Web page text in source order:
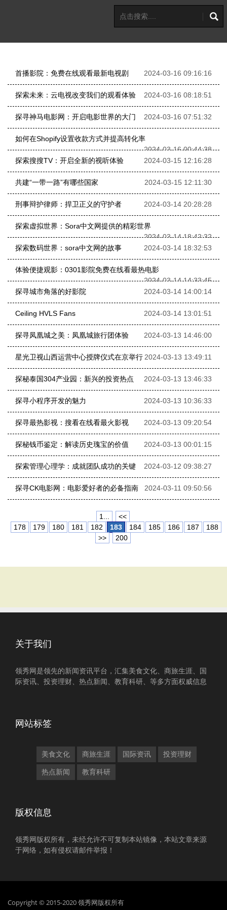
首播影院：免费在线观看最新电视剧 2024-03-16 09:16:16
探索未来：云电视改变我们的观看体验 2024-03-16 08:18:51
探寻神马电影网：开启电影世界的大门 2024-03-16 07:51:32
如何在Shopify设置收款方式并提高转化率
2024-03-16 00:44:38
探索搜搜TV：开启全新的视听体验
2024-03-15 12:16:28
共建“一带一路”有哪些国家 2024-03-15 12:11:30
刑事辩护律师：捍卫正义的守护者 2024-03-14 20:28:28
探索虚拟世界：Sora中文网提供的精彩世界
2024-03-14 18:42:32
探索数码世界：sora中文网的故事
2024-03-14 18:32:53
体验便捷观影：0301影院免费在线看最热电影
2024-03-14 14:33:45
探寻城市角落的好影院
2024-03-14 14:00:14
Ceiling HVLS Fans 2024-03-14 13:01:51
探寻凤凰城之美：凤凰城旅行团体验 2024-03-13 14:46:00
星光卫视山西运营中心授牌仪式在京举行 2024-03-13 13:49:11
探秘泰国304产业园：新兴的投资热点 2024-03-13 13:46:33
探寻小程序开发的魅力 2024-03-13 10:36:33
探寻最热影视：搜看在线看最火影视 2024-03-13 09:20:54
探秘钱币鉴定：解读历史瑰宝的价值 2024-03-13 00:01:15
探索管理心理学：成就团队成功的关键 2024-03-12 09:38:27
探寻CK电影网：电影爱好者的必备指南 2024-03-11 09:50:56
1...
<<
178
179 180 181 182 183 184 185 186 187
188
>>
200
关于我们
领秀网是领先的新闻资讯平台，汇集美食文化、商旅生涯、国
际资讯、投资理财、热点新闻、教育科研、等多方面权威信息
网站标签
美食文化 商旅生涯 国际资讯 投资理财
热点新闻 教育科研
版权信息
领秀网版权所有，未经允许不可复制本站镜像，本站文章来源
于网络，如有侵权请邮件举报！
Copyright © 2015-2020 领秀网版权所有